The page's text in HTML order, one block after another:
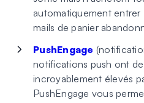
automatiquement
mails de panier
PushEngage
notifications push ont
incroyablement élevés
PushEngage vous